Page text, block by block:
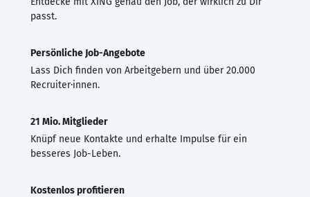
passt.
Persönliche Job-Angebote
Lass Dich finden von Arbeitgebern und über 20.000
Recruiter·innen.
21 Mio. Mitglieder
Knüpf neue Kontakte und erhalte Impulse für ein
besseres Job-Leben.
Kostenlos profitieren